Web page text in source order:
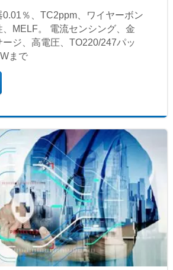
％、TC2ppm、ワイヤーボン
、MELF。 電流センシング、金
ージ、高電圧、TO220/247パッ
まで